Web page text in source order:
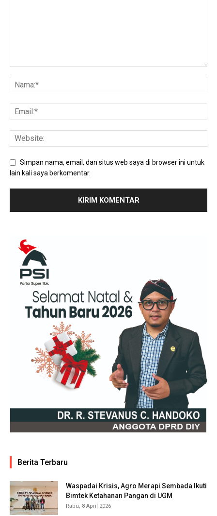
Simpan nama, email, dan situs web saya di browser ini untuk
lain kali saya berkomentar.
Berita Terbaru
Waspadai Krisis, Agro Merapi Sembada Ikuti
Bimtek Ketahanan Pangan di UGM
Rabu, 8 April 2026